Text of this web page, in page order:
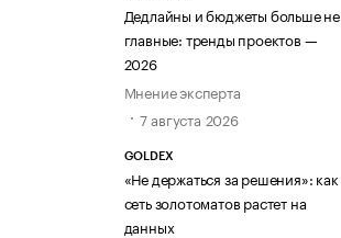
Дедлайны и бюджеты больше не
главные: тренды проектов —
2026
Мнение эксперта
7 августа 2026
GOLDEX
«Не держаться за решения»: как
сеть золотоматов растет на
данных